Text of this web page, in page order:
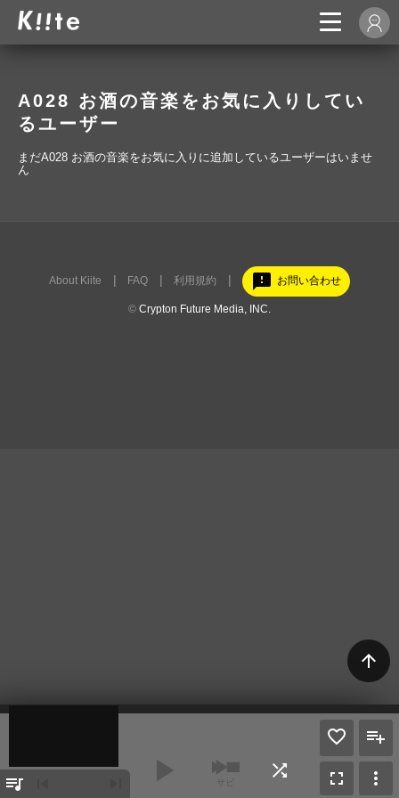
A028 お酒の音楽をお気に入りしてい
るユーザー
まだA028 お酒の音楽をお気に入りに追加しているユーザーはいませ
ん
arrow_upward
About Kiite FAQ 利用規約 feedback お問い合わせ
© Crypton Future Media, INC.
queue_music play_arrow サビ
shuffle fullscreen more_vert